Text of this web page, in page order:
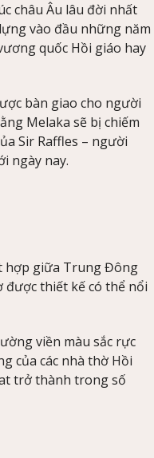
châu Âu lâu đời nhất
vào đầu những năm
quốc Hồi giáo hay
bàn giao cho người
Melaka sẽ bị chiếm
Sir Raffles – người
ngày nay.
hợp giữa Trung Đông
được thiết kế có thể nổi
viền màu sắc rực
của các nhà thờ Hồi
trở thành trong số